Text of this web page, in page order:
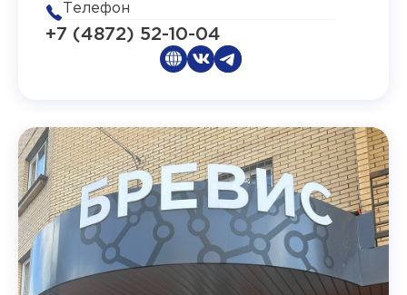
Телефон
+7 (4872) 52-10-04